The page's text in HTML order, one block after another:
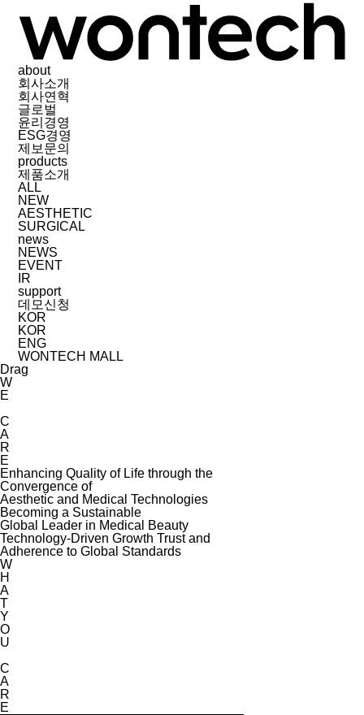
about
회사소개
회사연혁
글로벌
윤리경영
ESG경영
제보문의
products
제품소개
ALL
NEW
AESTHETIC
SURGICAL
news
NEWS
EVENT
IR
support
데모신청
KOR
KOR
ENG
WONTECH MALL
Drag
W
E
C
A
R
E
Enhancing Quality of Life through the
Convergence of
Aesthetic and Medical Technologies
Becoming a Sustainable
Global Leader in Medical Beauty
Technology-Driven Growth Trust and
Adherence to Global Standards
W
H
A
T
Y
O
U
C
A
R
E